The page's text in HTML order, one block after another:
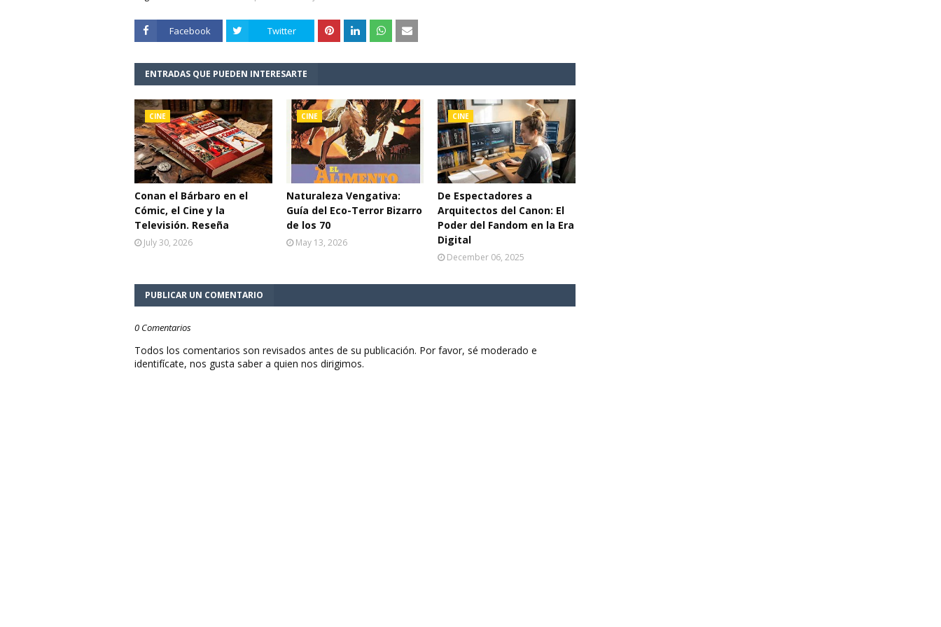
Facebook Twitter
ENTRADAS QUE PUEDEN INTERESARTE
CINE
Conan el Bárbaro en el
Cómic, el Cine y la
Televisión. Reseña
July 30, 2026
CINE
Naturaleza Vengativa:
Guía del Eco-Terror Bizarro
de los 70
May 13, 2026
CINE
De Espectadores a
Arquitectos del Canon: El
Poder del Fandom en la Era
Digital
December 06, 2025
PUBLICAR UN COMENTARIO
0 Comentarios
Todos los comentarios son revisados antes de su publicación. Por favor, sé moderado e
identifícate, nos gusta saber a quien nos dirigimos.